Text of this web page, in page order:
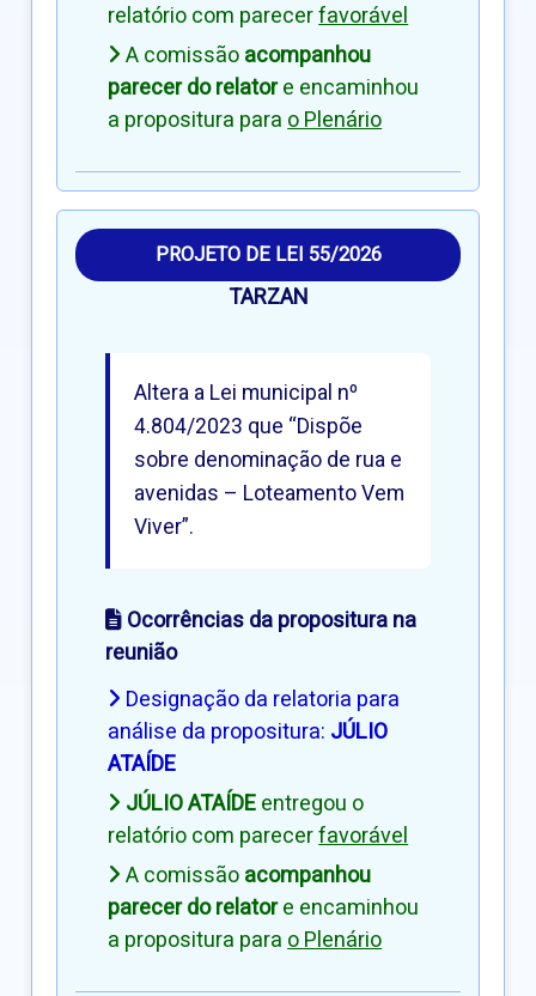
relatório com parecerfavorável
A comissãoacompanhou
parecer do relatore encaminhou
a propositura parao Plenário
PROJETO DE LEI 55/2026
TARZAN
Altera a Lei municipal nº
4.804/2023 que “Dispõe
sobre denominação de rua e
avenidas – Loteamento Vem
Viver”.
Ocorrências da propositura na
reunião
Designação da relatoria para
análise da propositura: JÚLIO
ATAÍDE
JÚLIO ATAÍDEentregou o
relatório com parecerfavorável
A comissãoacompanhou
parecer do relatore encaminhou
a propositura parao Plenário